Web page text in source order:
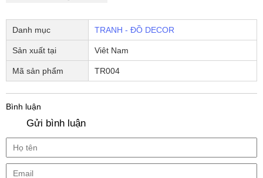
Danh mục TRANH - ĐỒ DECOR
Sản xuất tại Viêt Nam
Mã sản phẩm TR004
Bình luận
Gửi bình luận